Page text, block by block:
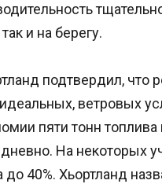
и на берегу.
подтвердил,
ветровых
пяти тонн
На некоторых
40%. Хьортланд